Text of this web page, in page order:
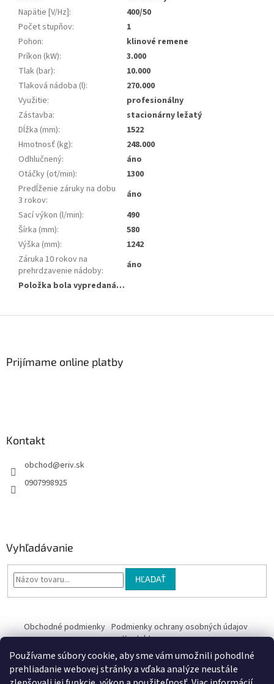
Používame súbory cookie, aby sme vám umožnili pohodlné
prehliadanie webovej stránky a vďaka analýze neustále
Napätie [V/Hz]:
400/50
Počet stupňov:
1
Pohon:
klinové remene
Príkon (kW):
3.000
Tlak (bar):
10.000
Tlaková nádoba (l):
270.000
Využitie:
profesionálny
Zástavba:
stacionárny ležatý
Dĺžka (mm):
1522
Hmotnosť (kg):
248.000
Odhlučnený:
áno
Otáčky (ot/min):
1300
Predĺženie záruky na dobu
3 rokov:
áno
Sací výkon (l/min):
490
Šírka (mm):
580
Výška (mm):
1242
Záruka 10 rokov na
prehrdzavenie nádoby:
áno
Položka bola vypredaná…
Prijímame online platby
Kontakt
obchod@eriv.sk
0907998925
Vyhľadávanie
HĽADAŤ
Obchodné podmienky Podmienky ochrany osobných údajov
Kontakty
Obchodné podmienky